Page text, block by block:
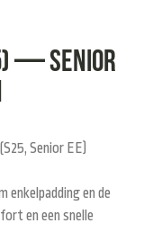
— Senior
(S25, Senior EE)
en de
en een snelle